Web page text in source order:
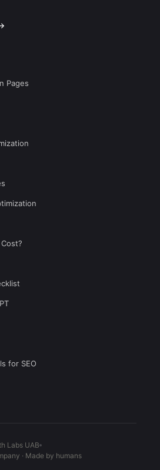
Pages
for SEO
Labs UAB
· Made by humans